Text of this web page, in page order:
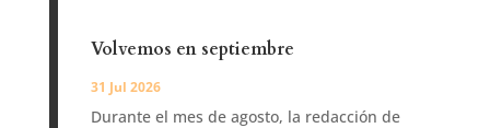
Volvemos en septiembre
31 Jul 2026
Durante el mes de agosto, la redacción de